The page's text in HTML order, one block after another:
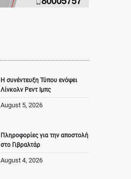
Η συνέντευξη Τύπου ενόψει
Λίνκολν Ρεντ Ιμπς
August 5, 2026
Πληροφορίες για την αποστολή
στο Γιβραλτάρ
August 4, 2026